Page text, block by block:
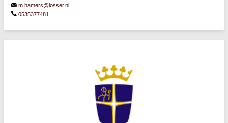
m.hamers@losser.nl
0535377481